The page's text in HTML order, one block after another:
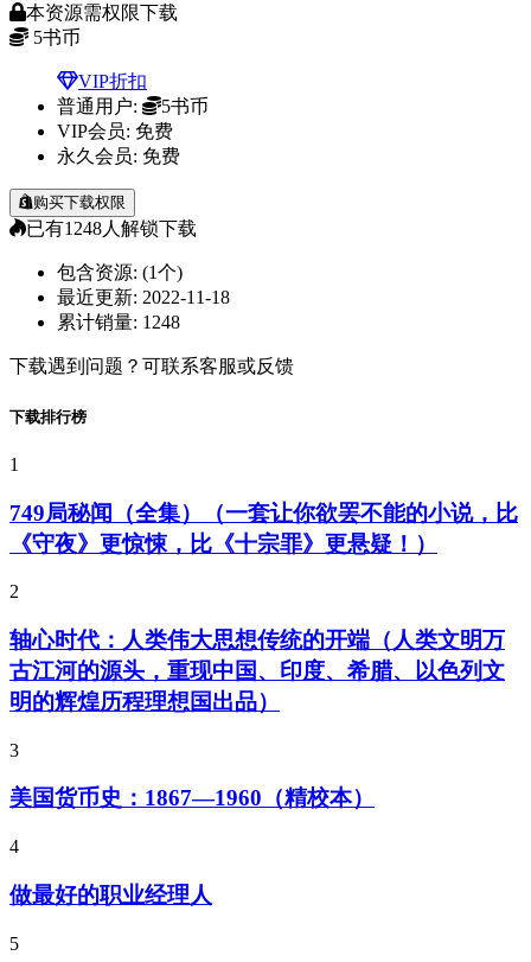
本资源需权限下载
5书币
VIP折扣
普通用户:
5书币
VIP会员: 免费
永久会员: 免费
购买下载权限
已有1248人解锁下载
包含资源: (1个)
最近更新: 2022-11-18
累计销量: 1248
下载遇到问题？可联系客服或反馈
下载排行榜
1
749局秘闻（全集）（一套让你欲罢不能的小说，比
《守夜》更惊悚，比《十宗罪》更悬疑！）
2
轴心时代：人类伟大思想传统的开端（人类文明万
古江河的源头，重现中国、印度、希腊、以色列文
明的辉煌历程理想国出品）
3
美国货币史：1867—1960（精校本）
4
做最好的职业经理人
5